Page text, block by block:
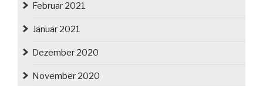
Februar 2021
Januar 2021
Dezember 2020
November 2020